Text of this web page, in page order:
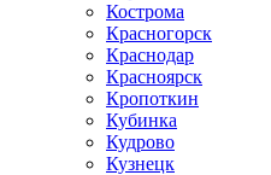
Кострома
Красногорск
Краснодар
Красноярск
Кропоткин
Кубинка
Кудрово
Кузнецк